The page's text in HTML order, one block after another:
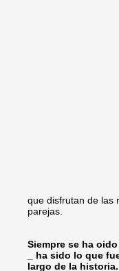
Hay
que disfrutan de las
parejas.
Siempre se ha
_ ha sido lo que
largo de la